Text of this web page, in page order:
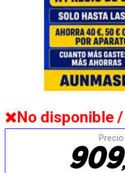
No disponible
909,